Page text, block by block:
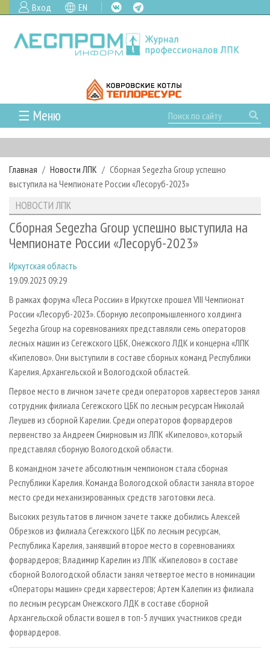
Вход EN
☰ Меню
ГЛАВНАЯ
РУБРИКИ И ТЕМЫ
РУБРИКИ ЖУРНАЛА
ЛЕСОЗАГОТОВКА
ЛЕСОПИЛЕНИЕ
СУШКА ДРЕВЕСИНЫ
ПРОИЗВОДСТВО ДРЕВЕСНЫХ ПЛИТ
ДЕРЕВЯННОЕ ДОМОСТРОЕНИЕ
ПРОИЗВОДСТВО МЕБЕЛИ
БИОЭНЕРГЕТИКА
ЦБП
ИНСТРУМЕНТ И МАТЕРИАЛЫ
НОВОСТИ
НОВОСТИ ЛПК
НОВОСТИ ЖУРНАЛА
ПРОЕКТЫ ЛПИ
АНАЛИТИКА
ПРЕДПРИЯТИЯ ЛПК
ПЕРСОНЫ
МОБИЛЬНЫЕ ВЫСТАВКИ
ОФИЦИАЛЬНЫЕ ДЕЛЕГАЦИИ
ПРИОРИТЕТНЫЕ ИНВЕСТПРОЕКТЫ
RUSSIAN FORESTRY REVIEW
ГАЗЕТА ЛЕСПРОМФОРУМ
БИБЛИОТЕКА СПЕЦИАЛИСТА
АРХИВ
АРХИВ ЖУРНАЛОВ
СТАТЬИ
О ЖУРНАЛЕ
ПОДПИСКА
КОНТАКТЫ
РЕКЛАМОДАТЕЛЯМ
РЕКЛАМА
РЕКЛАМА НА САЙТЕ
Главная Новости ЛПК
Сборная Segezha Group успешно
выступила на Чемпионате России «Лесоруб-2023»
НОВОСТИ ЛПК
Сборная Segezha Group успешно выступила на
Чемпионате России «Лесоруб-2023»
Иркутская область
19.09.2023 09:29
В рамках форума «Леса России» в Иркутске прошел VIII Чемпионат
России «Лесоруб-2023». Сборную лесопромышленного холдинга
Segezha Group на соревнованиях представляли семь операторов
лесных машин из Сегежского ЦБК, Онежского ЛДК и концерна «ЛПК
«Кипелово». Они выступили в составе сборных команд Республики
Карелия, Архангельской и Вологодской областей.
Первое место в личном зачете среди операторов харвестеров занял
сотрудник филиала Сегежского ЦБК по лесным ресурсам Николай
Леушев из сборной Карелии. Среди операторов форвардеров
первенство за Андреем Смирновым из ЛПК «Кипелово», который
представлял сборную Вологодской области.
В командном зачете абсолютным чемпионом стала сборная
Республики Карелия. Команда Вологодской области заняла второе
место среди механизированных средств заготовки леса.
Высоких результатов в личном зачете также добились Алексей
Обрезков из филиала Сегежского ЦБК по лесным ресурсам,
Республика Карелия, занявший второе место в соревнованиях
форвардеров; Владимир Карелин из ЛПК «Кипелово» в составе
сборной Вологодской области занял четвертое место в номинации
«Операторы машин» среди харвестеров; Артем Калепин из филиала
по лесным ресурсам Онежского ЛДК в составе сборной
Архангельской области вошел в топ-5 лучших участников среди
форвардеров.